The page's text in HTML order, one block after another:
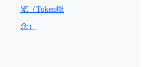
览（Token概
念）